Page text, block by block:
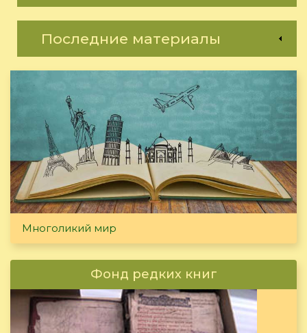
Последние материалы
Многоликий мир
Фонд редких книг